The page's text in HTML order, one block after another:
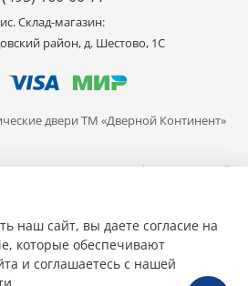
Склад-магазин:
район, д. Шестово, 1C
двери ТМ «Дверной Континент»
исключительно информационный
отличаться от реального, в связи
ваших устройств для просмотра.
ответственностью «Мир Дверей» ИНН
ОГРН 1157746671081
наш сайт, вы даете согласие на
которые обеспечивают
и соглашаетесь с нашей